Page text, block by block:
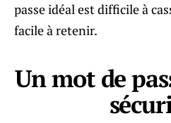
passe idéal est difficile à
facile à retenir.
Un mot de